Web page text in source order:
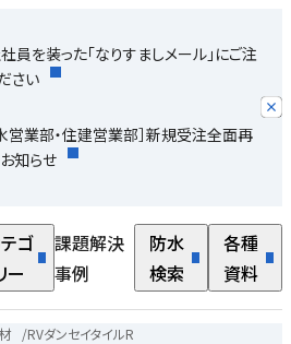
員を装った「なりすましメール」にご注
さい
営業部・住建営業部］新規受注全面再
知らせ
ゴ
ー
課題解決
事例
防水
検索
各種
資料
/RVダンセイタイルR